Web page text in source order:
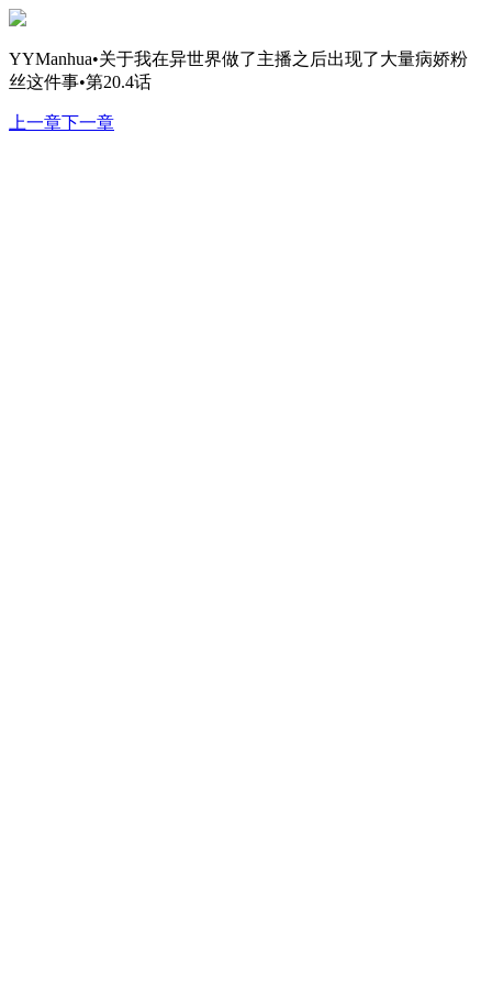
YYManhua•关于我在异世界做了主播之后出现了大量病娇粉
丝这件事•第20.4话
上一章下一章